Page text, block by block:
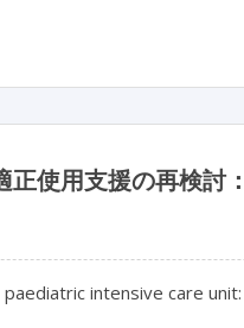
正使用支援の再検
intensive care